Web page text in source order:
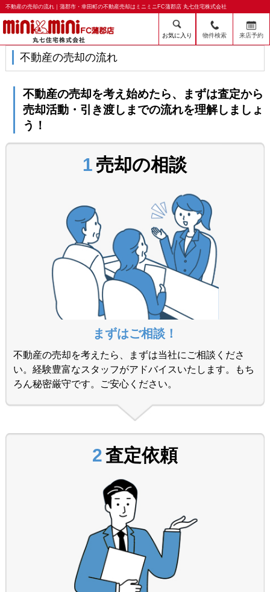
不動産の売却の流れ｜蒲郡市・幸田町の不動産売却はミニミニFC蒲郡店 丸七住宅株式会社
お気に入り 物件検索 来店予約